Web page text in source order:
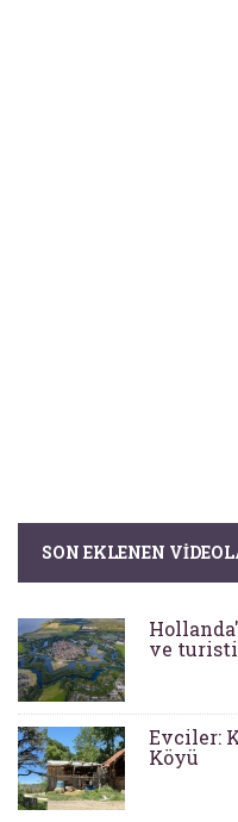
SON EKLENEN
ve
Evciler:
Köyü